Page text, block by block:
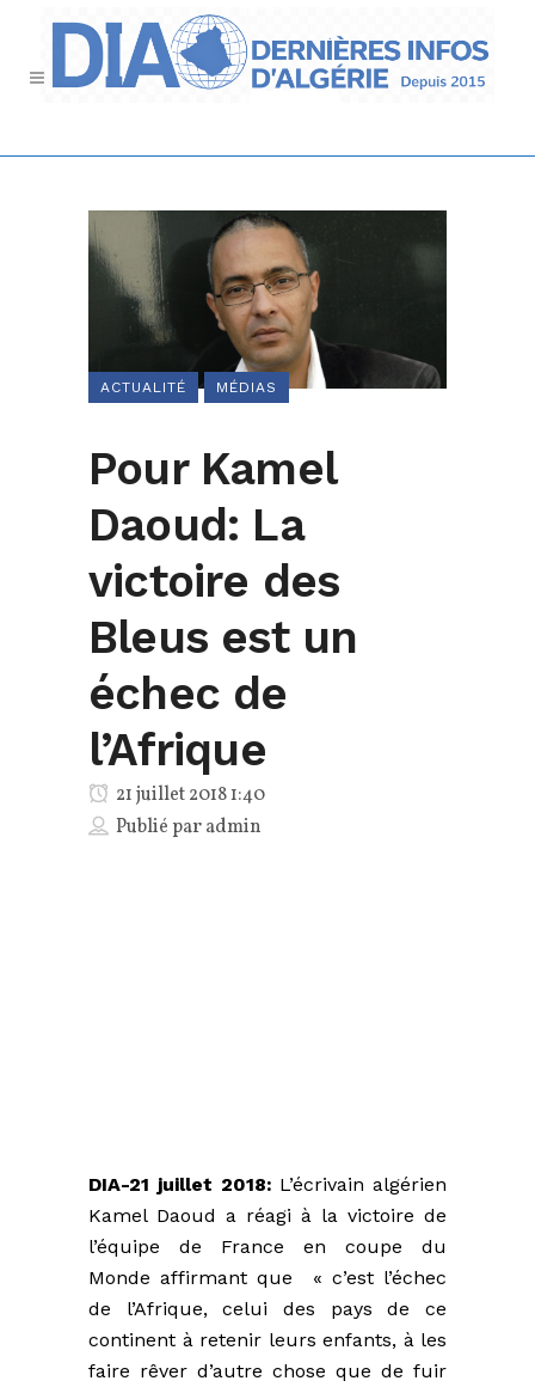
ACTUALITÉ MÉDIAS
Pour Kamel
Daoud: La
victoire des
Bleus est un
échec de
l’Afrique
21 juillet 2018 1:40
Publié paradmin
DIA-21 juillet 2018: L’écrivain algérien
Kamel Daoud a réagi à la victoire de
l’équipe de France en coupe du
Monde affirmant que « c’est l’échec
de l’Afrique, celui des pays de ce
continent à retenir leurs enfants, à les
faire rêver d’autre chose que de fuir